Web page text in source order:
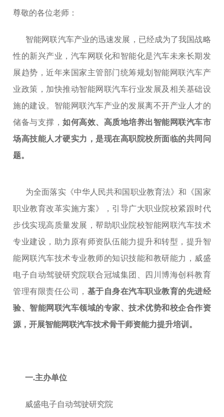
尊敬的各位老师：
智能网联汽车产业的迅速发展，已经成为了我国战略
性的新兴产业，汽车网联化和智能化是汽车未来长期发
展趋势，近年来国家主管部门统筹规划智能网联汽车产
业政策，加快推动智能网联汽车行业发展及相关基础设
施的建设。智能网联汽车产业的发展离不开产业人才的
储备与支撑，如何高效、高质地培养出智能网联汽车市
场高技能人才硬实力，是现在高职院校所面临的共同问
题。
为全面落实《中华人民共和国职业教育法》和《国家
职业教育改革实施方案》，引导广大职业院校紧跟时代
步伐实现高质量发展，帮助职业院校智能网联汽车技术
专业建设，助力原有师资队伍能力提升和转型，提升智
能网联汽车技术专业教师的知识技能和教研能力，威盛
电子自动驾驶研究院联合冠城集团、四川博海创科教育
管理有限责任公司， 基于自身在汽车职业教育的先进经
验、智能网联汽车领域的专家、技术优势和校企合作资
源，开展智能网联汽车技术骨干师资能力提升培训。
一.主办单位
威盛电子自动驾驶研究院